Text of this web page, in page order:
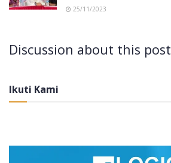
25/11/2023
Discussion about this post
Ikuti Kami